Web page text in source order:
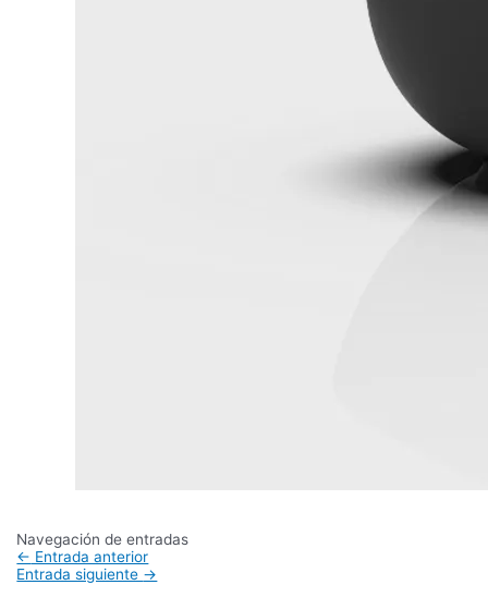
Navegación de entradas
← Entrada anterior
Entrada siguiente →